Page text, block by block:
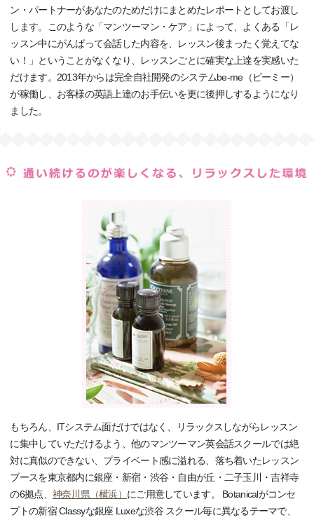
ン・パートナーがあなたのためだけにまとめたレポートとしてお渡し
します。このような「マンツーマン・ケア」によって、よくある「レ
ッスン中にがんばって会話した内容を、レッスン後まったく覚えてな
い！」ということがなくなり、レッスンごとに確実な上達を実感いた
だけます。2013年からは完全自社開発のシステムbe-me（ビーミー）
が稼働し、お客様の英語上達のお手伝いを更に後押しするようになり
ました。
もちろん、ITシステム面だけではなく、リラックスしながらレッスン
に集中していただけるよう、他のマンツーマン英会話スクールでは絶
対に真似のできない、プライベート感に溢れる、落ち着いたレッスン
ブースを東京都内に銀座・新宿・渋谷・自由が丘・二子玉川・吉祥寺
の6拠点、 神奈川県（横浜） にご用意しています。 Botanicalがコンセ
プトの新宿 Classyな銀座 Luxeな渋谷 スクール毎に異なるテーマで、